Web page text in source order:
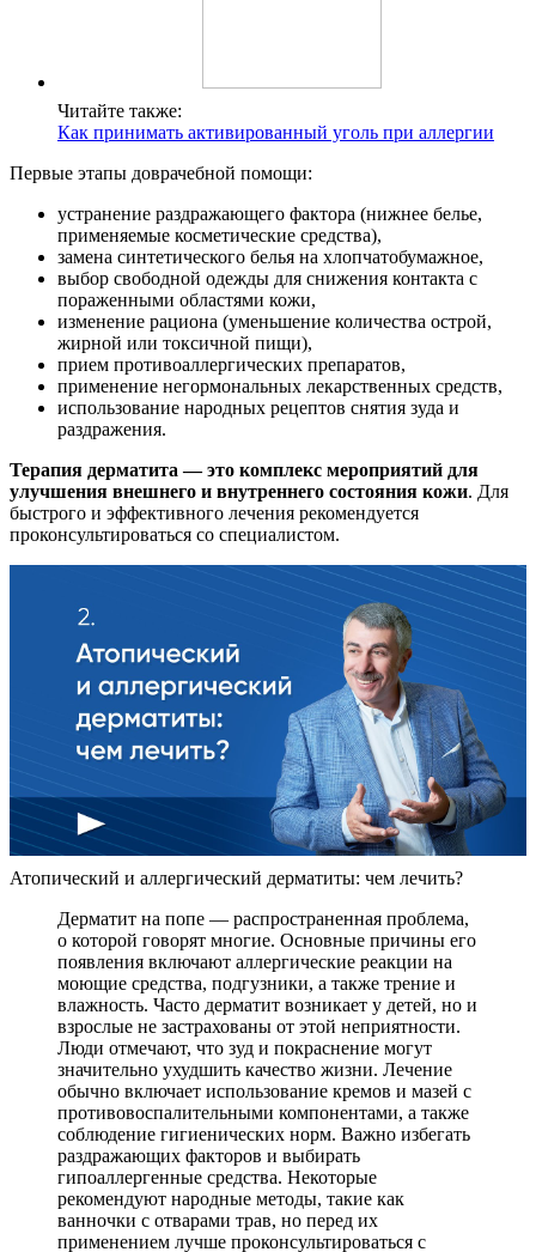
Читайте также:
Как принимать активированный уголь при аллергии
Первые этапы доврачебной помощи:
устранение раздражающего фактора (нижнее белье,
применяемые косметические средства),
замена синтетического белья на хлопчатобумажное,
выбор свободной одежды для снижения контакта с
пораженными областями кожи,
изменение рациона (уменьшение количества острой,
жирной или токсичной пищи),
прием противоаллергических препаратов,
применение негормональных лекарственных средств,
использование народных рецептов снятия зуда и
раздражения.
Терапия дерматита — это комплекс мероприятий для
улучшения внешнего и внутреннего состояния кожи. Для
быстрого и эффективного лечения рекомендуется
проконсультироваться со специалистом.
Атопический и аллергический дерматиты: чем лечить?
Дерматит на попе — распространенная проблема,
о которой говорят многие. Основные причины его
появления включают аллергические реакции на
моющие средства, подгузники, а также трение и
влажность. Часто дерматит возникает у детей, но и
взрослые не застрахованы от этой неприятности.
Люди отмечают, что зуд и покраснение могут
значительно ухудшить качество жизни. Лечение
обычно включает использование кремов и мазей с
противовоспалительными компонентами, а также
соблюдение гигиенических норм. Важно избегать
раздражающих факторов и выбирать
гипоаллергенные средства. Некоторые
рекомендуют народные методы, такие как
ванночки с отварами трав, но перед их
применением лучше проконсультироваться с